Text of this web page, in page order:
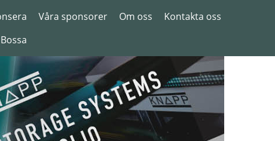
Våra sponsorer Om oss
Kontakta oss
Bossa